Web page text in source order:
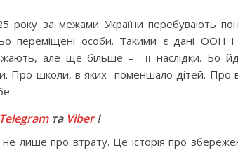
року за межами України перебувають
переміщені особи. Такими є дані ООН і
але ще більше – її наслідки. Бо
Про школи, в яких поменшало дітей. Про
Telegramта Viber!
лише про втрату. Це історія про